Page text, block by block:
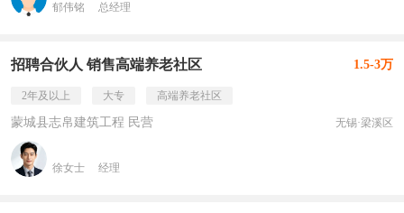
郁伟铭 总经理
招聘合伙人 销售高端养老社区 1.5-3万
2年及以上 大专 高端养老社区
蒙城县志帛建筑工程 民营 无锡·梁溪区
徐女士 经理